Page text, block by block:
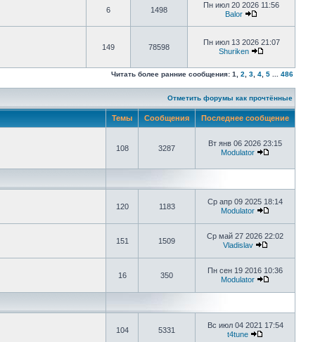
6 1498
Пн июл 20 2026 11:56
Balor
149 78598
Пн июл 13 2026 21:07
Shuriken
Читать более ранние сообщения: 1 2 3 4 5 486
Отметить форумы как прочтённые
Темы Сообщения Последнее сообщение
108 3287
Вт янв 06 2026 23:15
Modulator
120 1183
Ср апр 09 2025 18:14
Modulator
151 1509
Ср май 27 2026 22:02
Vladislav
16 350
Пн сен 19 2016 10:36
Modulator
104 5331
Вс июл 04 2021 17:54
t4tune